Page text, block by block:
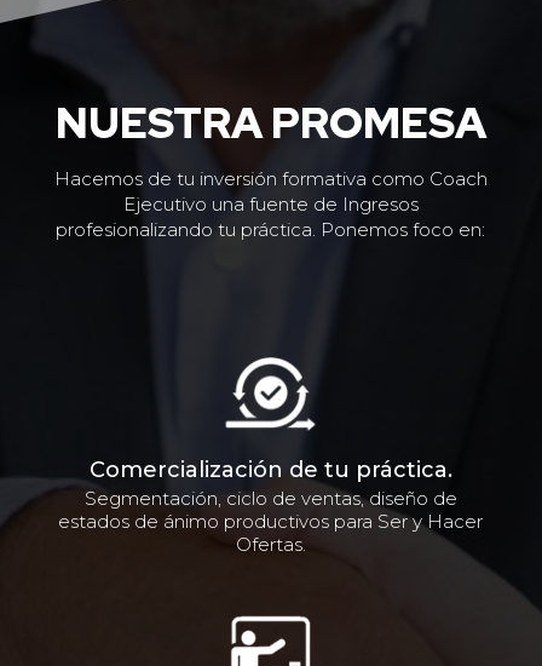
NUESTRA PROMESA
Hacemos de tu inversión formativa como Coach
Ejecutivo una fuente de Ingresos
profesionalizando tu práctica. Ponemos foco en:
Comercialización de tu práctica.
Segmentación, ciclo de ventas, diseño de
estados de ánimo productivos para Ser y Hacer
Ofertas.